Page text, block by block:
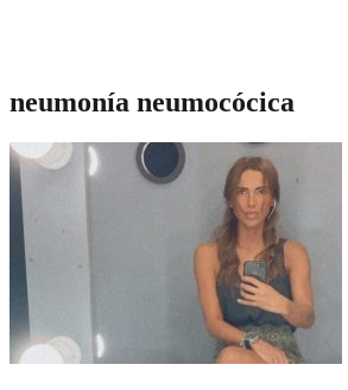
neumonía neumocócica